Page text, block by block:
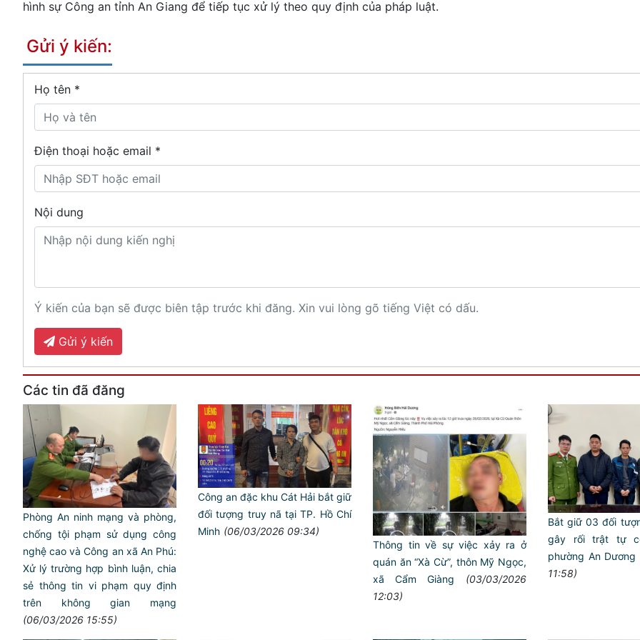
hình sự Công an tỉnh An Giang để tiếp tục xử lý theo quy định của pháp luật.
Gửi ý kiến:
Họ tên *
Điện thoại hoặc email *
Nội dung
Ý kiến của bạn sẽ được biên tập trước khi đăng. Xin vui lòng gõ tiếng Việt có dấu.
Gửi ý kiến
Các tin đã đăng
Phòng An ninh mạng và phòng,
chống tội phạm sử dụng công
nghệ cao và Công an xã An Phú:
Xử lý trường hợp bình luận, chia
sẻ thông tin vi phạm quy định
trên không gian mạng
(06/03/2026 15:55)
Công an đặc khu Cát Hải bắt giữ
đối tượng truy nã tại TP. Hồ Chí
Minh (06/03/2026 09:34)
Thông tin về sự việc xảy ra ở
quán ăn “Xà Cừ”, thôn Mỹ Ngọc,
xã Cẩm Giàng
(03/03/2026
12:03)
Bắt giữ 03 đối
gây rối trật tự
phường An Dương
11:58)